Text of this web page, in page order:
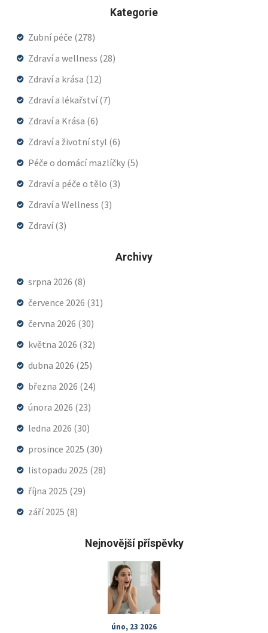
Kategorie
Zubní péče (278)
Zdraví a wellness (28)
Zdraví a krása (12)
Zdraví a lékařství(7)
Zdraví a Krása (6)
Zdraví a životní styl (6)
Péče o domácí mazlíčky (5)
Zdraví a péče o tělo (3)
Zdraví a Wellness (3)
Zdraví(3)
Archivy
srpna 2026 (8)
července 2026 (31)
června 2026 (30)
května 2026 (32)
dubna 2026 (25)
března 2026 (24)
února 2026 (23)
ledna 2026 (30)
prosince 2025 (30)
listopadu 2025 (28)
října 2025 (29)
září 2025 (8)
Nejnovější příspěvky
úno, 23 2026